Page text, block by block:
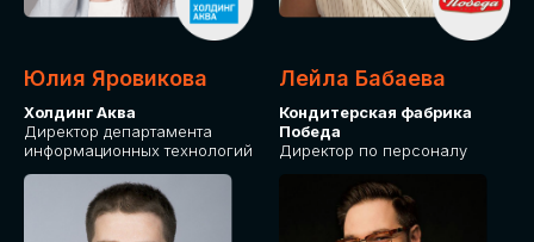
Юлия Яровикова
Холдинг Аква
Директор департамента
информационных технологий
Лейла Бабаева
Кондитерская фабрика
Победа
Директор по персоналу